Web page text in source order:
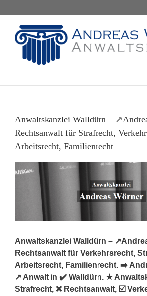
content
Anwaltskanzlei Walldürn –
Rechtsanwalt für Strafrecht,
Arbeitsrecht, Familienrecht
Anwaltskanzlei Walldürn –
Rechtsanwalt für Verkehrsrecht,
Arbeitsrecht, Familienrecht. ➡️
↗️ Anwalt in ✔️ Walldürn. ★
Strafrecht, ❌ Rechtsanwalt, ☑️